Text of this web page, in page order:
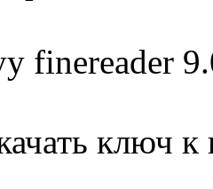
finereader
ключ